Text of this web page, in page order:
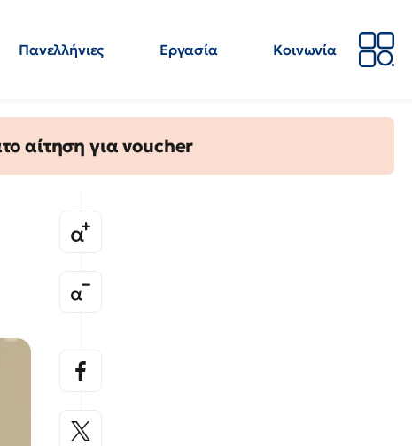
Πανελλήνιες Εργασία
Κοινωνία
αίτηση για voucher